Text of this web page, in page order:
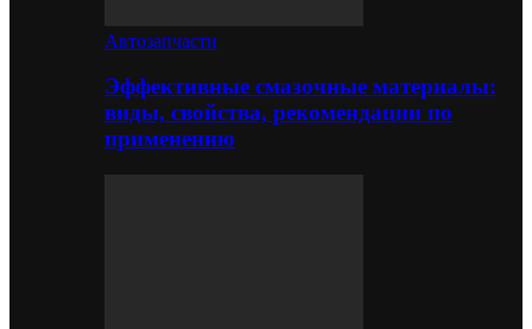
Автозапчасти
Эффективные смазочные материалы:
виды, свойства, рекомендации по
применению